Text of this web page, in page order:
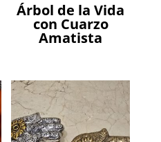
Árbol de la Vida
con Cuarzo
Amatista